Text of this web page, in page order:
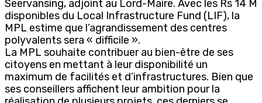
Seervansing, adjoint au Lord-Maire. Avec les Rs 14 M
disponibles du Local Infrastructure Fund (LIF), la
MPL estime que l’agrandissement des centres
polyvalents sera « difficile ».
La MPL souhaite contribuer au bien-être de ses
citoyens en mettant à leur disponibilité un
maximum de facilités et d’infrastructures. Bien que
ses conseillers affichent leur ambition pour la